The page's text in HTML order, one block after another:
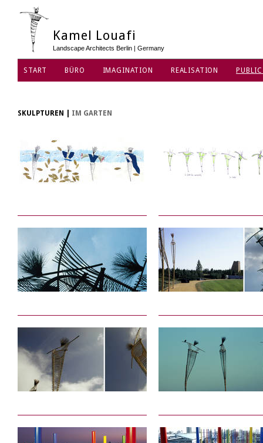
Kamel Louafi
Landscape Architects Berlin | Germany
START BÜRO IMAGINATION REALISATION
SKULPTUREN IM GARTEN